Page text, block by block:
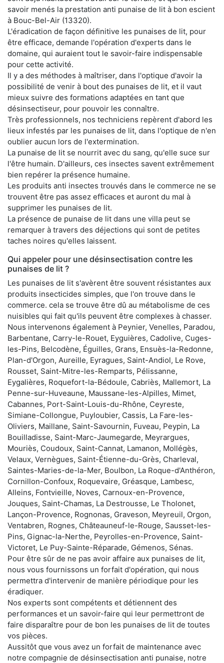
savoir menés la prestation anti punaise de lit à bon escient
à Bouc-Bel-Air (13320).
L'éradication de façon définitive les punaises de lit, pour
être efficace, demande l'opération d'experts dans le
domaine, qui auraient tout le savoir-faire indispensable
pour cette activité.
Il y a des méthodes à maîtriser, dans l'optique d'avoir la
possibilité de venir à bout des punaises de lit, et il vaut
mieux suivre des formations adaptées en tant que
désinsectiseur, pour pouvoir les connaître.
Très professionnels, nos techniciens repèrent d'abord les
lieux infestés par les punaises de lit, dans l'optique de n'en
oublier aucun lors de l'extermination.
La punaise de lit se nourrit avec du sang, qu'elle suce sur
l'être humain. D'ailleurs, ces insectes savent extrêmement
bien repérer la présence humaine.
Les produits anti insectes trouvés dans le commerce ne se
trouvent être pas assez efficaces et auront du mal à
supprimer les punaises de lit.
La présence de punaise de lit dans une villa peut se
remarquer à travers des déjections qui sont de petites
taches noires qu'elles laissent.
Qui appeler pour une désinsectisation contre les
punaises de lit ?
Les punaises de lit s'avèrent être souvent résistantes aux
produits insecticides simples, que l'on trouve dans le
commerce. cela se trouve être dû au métabolisme de ces
nuisibles qui fait qu'ils peuvent être complexes à chasser.
Nous intervenons également à Peynier, Venelles, Paradou,
Barbentane, Carry-le-Rouet, Eyguières, Cadolive, Cuges-
les-Pins, Belcodène, Éguilles, Grans, Ensuès-la-Redonne,
Plan-d'Orgon, Aureille, Eyragues, Saint-Andiol, Le Rove,
Rousset, Saint-Mitre-les-Remparts, Pélissanne,
Eygalières, Roquefort-la-Bédoule, Cabriès, Mallemort, La
Penne-sur-Huveaune, Maussane-les-Alpilles, Mimet,
Cabannes, Port-Saint-Louis-du-Rhône, Ceyreste,
Simiane-Collongue, Puyloubier, Cassis, La Fare-les-
Oliviers, Maillane, Saint-Savournin, Fuveau, Peypin, La
Bouilladisse, Saint-Marc-Jaumegarde, Meyrargues,
Mouriès, Coudoux, Saint-Cannat, Lamanon, Mollégès,
Velaux, Vernègues, Saint-Étienne-du-Grès, Charleval,
Saintes-Maries-de-la-Mer, Boulbon, La Roque-d'Anthéron,
Cornillon-Confoux, Roquevaire, Gréasque, Lambesc,
Alleins, Fontvieille, Noves, Carnoux-en-Provence,
Jouques, Saint-Chamas, La Destrousse, Le Tholonet,
Lançon-Provence, Rognonas, Graveson, Meyreuil, Orgon,
Ventabren, Rognes, Châteauneuf-le-Rouge, Sausset-les-
Pins, Gignac-la-Nerthe, Peyrolles-en-Provence, Saint-
Victoret, Le Puy-Sainte-Réparade, Gémenos, Sénas.
Pour être sûr de ne pas avoir affaire aux punaises de lit,
nous vous fournissons un forfait d'opération, qui nous
permettra d'intervenir de manière périodique pour les
éradiquer.
Nos experts sont compétents et détiennent des
performances et un savoir-faire qui leur permettront de
faire disparaître pour de bon les punaises de lit de toutes
vos pièces.
Aussitôt que vous avez un forfait de maintenance avec
notre compagnie de désinsectisation anti punaise, notre